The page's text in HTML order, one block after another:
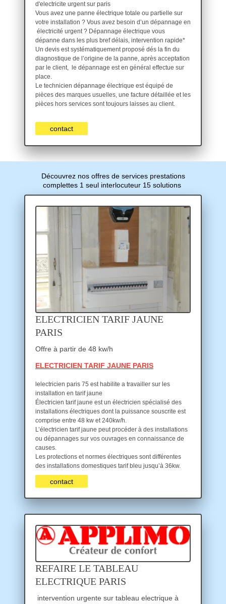
d'electricite urgent sur paris
Vous avez une panne électrique totale ou partielle sur
votre installation ? Vous avez besoin d’un dépannage en
électricité urgent ? Dépannage électrique vous
dépanne dans les plus bref délais, intervention rapide*
Un devis est systématiquement proposé dés la fin du
diagnostique de l’origine de la panne, après acceptation
par le client, le dépannage est en général effectue sur
place.
Le technicien dépannage électrique est équipé de
pièces des marques usuelles, une facture détaillée et les
pièces hors services sont toujours laisses au client.
contact
Découvrez nos offres de services prestations
complettes 1 seul interlocuteur 15 solutions
ELECTRICIEN TARIF JAUNE
PARIS
Offre à partir de 48 kw/h
ELECTRICIEN TARIF JAUNE PARIS
lelectricien paris 75 est habilite a travailler sur les
installation en tarif jaune
Électricien tarif jaune est un électricien spécialisé des
installations électriques dont la puissance souscrite est
comprise entre 48 kw et 240kw/h.
L’électricien tarif jaune peut procéder à des installations
ou dépannages sur vos ouvrages en connaissance de
causes.
Les protections et normes électriques sont différentes
des installations domestiques tarif bleu jusqu’à 36kw.
contact
REFAIRE LE TABLEAU
ELECTRIQUE PARIS
intervention urgente sur tableau electrique à